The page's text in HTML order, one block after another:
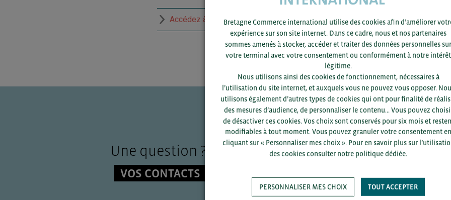
Accédez à la ressource : DroneLife – Miriam McNabb – 28/03/25
Une question ?
VOS CONTACTS
Pour voir les contacts,
département et votre
Bretagne Commerce international utilise des cookies afin d’améliorer
expérience sur son site internet. Dans ce cadre, nous et nos partenaires
sommes amenés à stocker, accéder et traiter des données personnelles sur
votre terminal avec votre consentement ou conformément à notre intérêt
légitime.
Nous utilisons ainsi des cookies de fonctionnement, nécessaires à
l’utilisation du site internet, et auxquels vous ne pouvez vous opposer.
utilisons également d’autres types de cookies qui ont pour finalité de
des mesures d’audience, de personnaliser le contenu... Vous pouvez
de désactiver ces cookies. Vos choix sont conservés pour six mois et
modifiables à tout moment. Vous pouvez granuler votre consentement en
cliquant sur « Personnaliser mes choix ». Pour en savoir plus sur
des cookies consulter notre politique dédiée.
PERSONNALISER MES CHOIX TOUT ACCEPTER